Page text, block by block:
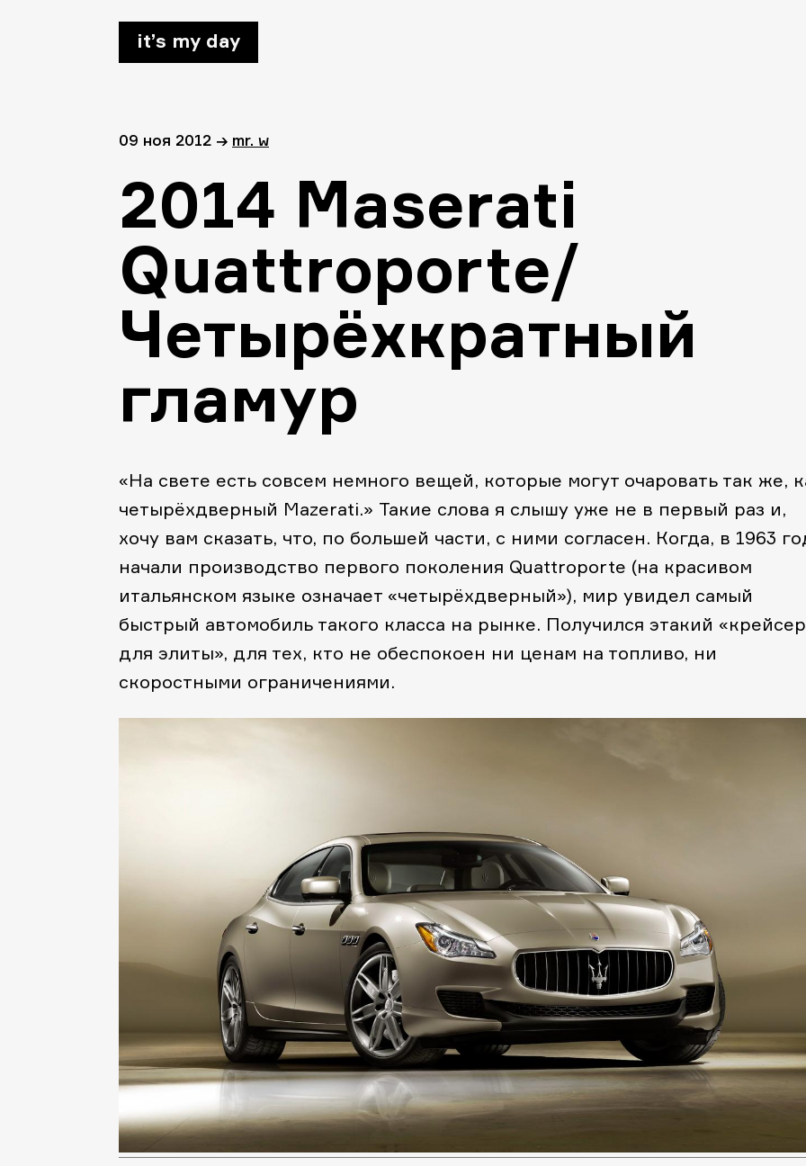
it’s my day
09 ноя 2012 → mr. w
2014 Maserati
Quattroporte/
Четырёхкратный
гламур
«На свете есть совсем немного вещей, которые могут очаровать так же,
четырёхдверный Mazerati.» Такие слова я слышу уже не в первый раз и,
хочу вам сказать, что, по большей части, с ними согласен. Когда, в 1963
начали производство первого поколения Quattroporte (на красивом
итальянском языке означает «четырёхдверный»), мир увидел самый
быстрый автомобиль такого класса на рынке. Получился этакий «крейсер
для элиты», для тех, кто не обеспокоен ни ценам на топливо, ни
скоростными ограничениями.